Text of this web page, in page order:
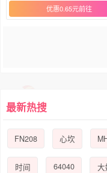
优惠0.65元
最新热搜
FN208 心坎
时间 64040 大